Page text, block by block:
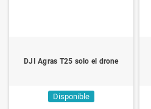
DJI Agras T25 solo el drone
Disponible